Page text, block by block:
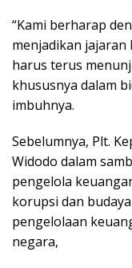
“Kami berharap
menjadikan jajaran
harus terus
khususnya dalam
imbuhnya.
Sebelumnya, Plt.
Widodo dalam
pengelola
korupsi dan
pengelolaan
negara,